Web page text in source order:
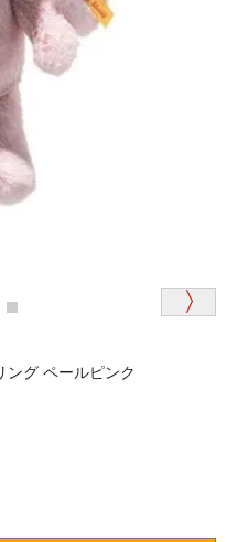
ング ペールピンク